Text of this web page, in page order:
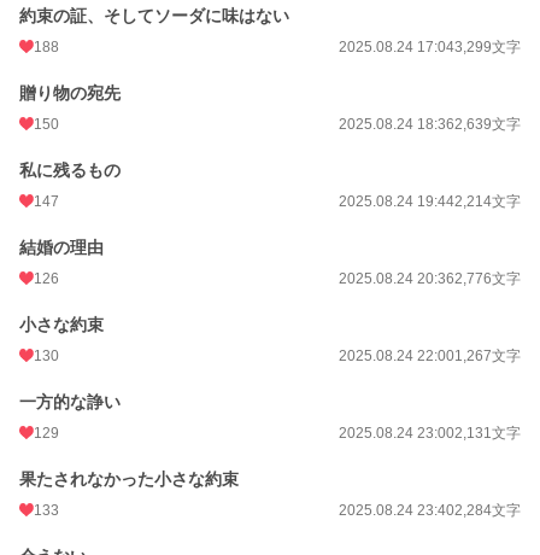
ト伯爵邸から連れ出し、グリモワールの塔に連れて行き……。
欲の固まりだった。
※以前投稿してました作品を【18歳Ver】に書き直したものです。
小説
恋愛
お気に入り
24h.ポイント
文字数
更新日時 2025.08.29 11:51
初回完結日時 2025.08.29 11:51
約束の証、そしてソーダに味はない
188 2025.08.24 17:043,299文字
贈り物の宛先
150 2025.08.24 18:362,639文字
私に残るもの
147 2025.08.24 19:442,214文字
結婚の理由
126 2025.08.24 20:362,776文字
小さな約束
130 2025.08.24 22:001,267文字
一方的な諍い
129 2025.08.24 23:002,131文字
果たされなかった小さな約束
133 2025.08.24 23:402,284文字